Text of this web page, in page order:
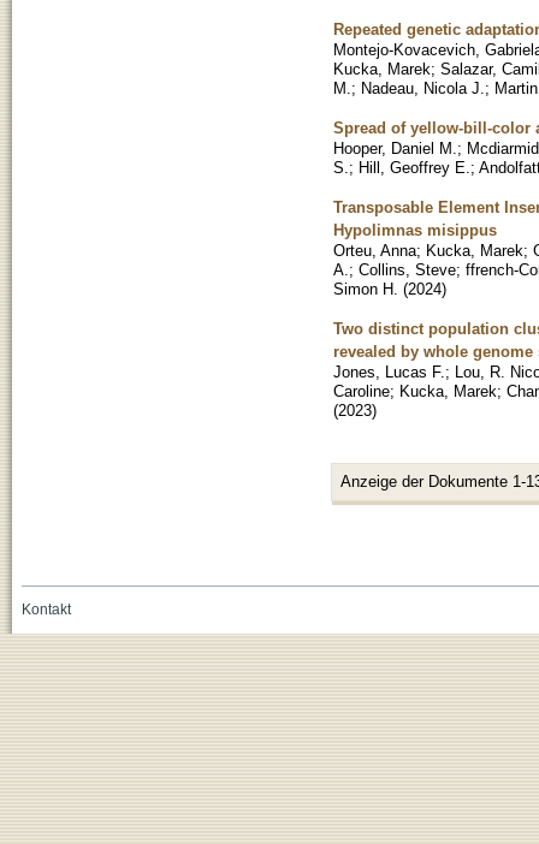
Repeated genetic
Montejo-Kovacevich,
Kucka, Marek; Salazar,
M. ; Nadeau, Nicola J. ;
Spread of yellow-bill-color
Hooper, Daniel M. ;
S. ; Hill, Geoffrey E. ;
Transposable Element
Hypolimnas misippus
Orteu, Anna; Kucka, Marek;
A. ; Collins, Steve; ffrench-
Simon H. (2024)
Two distinct population
revealed by whole genome
Jones, Lucas F. ; Lou, R.
Caroline; Kucka, Marek;
(2023)
Anzeige der Dokumente 1-
Kontakt